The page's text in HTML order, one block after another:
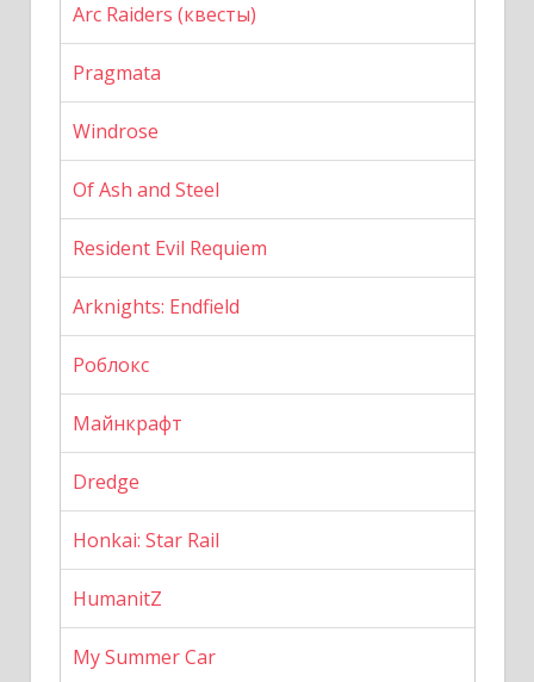
Arc Raiders (квесты)
Pragmata
Windrose
Of Ash and Steel
Resident Evil Requiem
Arknights: Endfield
Роблокс
Майнкрафт
Dredge
Honkai: Star Rail
HumanitZ
My Summer Car